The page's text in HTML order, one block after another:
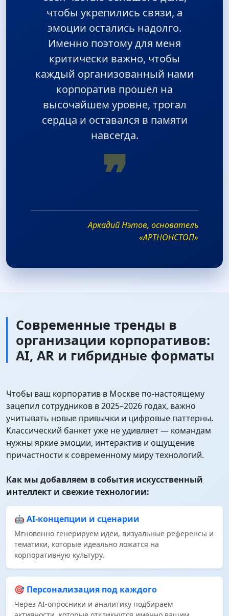
чтобы укрепились связи, а
эмоции остались надолго.
Именно поэтому для меня
критически важно, чтобы
каждый организованный нами
корпоратив прошёл на
высочайшем уровне, трогал
сердца и оставался в памяти
навсегда.
❞
Аркадий Нэтов, основатель
«АРТНОНСТОП»
Современные тренды в
организации корпоративов:
AI, AR и гибридные форматы
Чтобы ваш корпоратив в Москве по‑настоящему
зацепил сотрудников в 2025–2026 годах, важно
учитывать новые привычки и цифровые паттерны.
Классический банкет уже не удивляет — командам
нужны яркие эмоции, интерактив и ощущение
причастности к современному миру технологий.
Как мы добавляем в события искусственный
интеллект и свежие технологии:
🤖 AI‑концепции и сценарии
Мгновенно генерируем идеи, визуальные референсы и
тематики, которые идеально ложатся на
корпоративную культуру.
🎯 Персонализация под каждого
Через AI‑опросники и аналитику подбираем